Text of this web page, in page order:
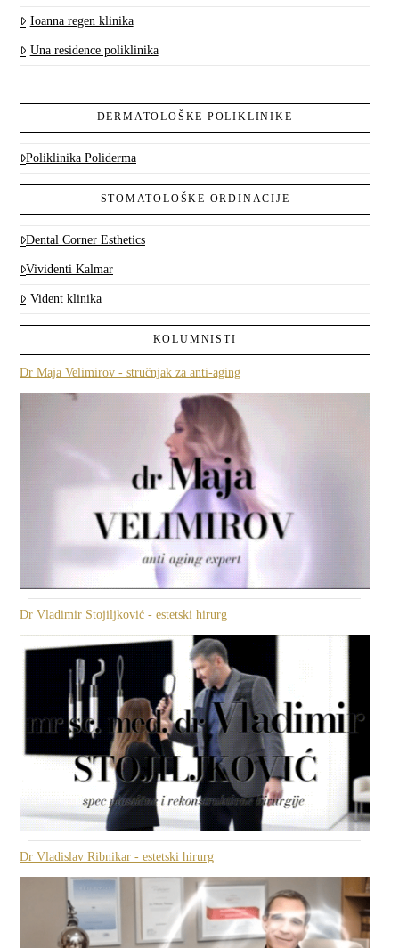
Ioanna regen klinika
Una residence poliklinika
DERMATOLOŠKE POLIKLINIKE
Poliklinika Poliderma
STOMATOLOŠKE ORDINACIJE
Dental Corner Esthetics
Vividenti Kalmar
Vident klinika
KOLUMNISTI
Dr Maja Velimirov - stručnjak za anti-aging
Dr Vladimir Stojiljković - estetski hirurg
Dr Vladislav Ribnikar - estetski hirurg